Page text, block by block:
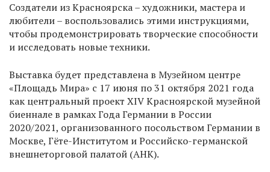
Создатели из Красноярска – художники, мастера и
любители – воспользовались этими инструкциями,
чтобы продемонстрировать творческие способности
и исследовать новые техники.
Выставка будет представлена в Музейном центре
«Площадь Мира» с 17 июня по 31 октября 2021 года
как центральный проект XIV Красноярской музейной
биеннале в рамках Года Германии в России
2020/2021, организованного посольством Германии в
Москве, Гёте-Институтом и Российско-германской
внешнеторговой палатой (AHK).